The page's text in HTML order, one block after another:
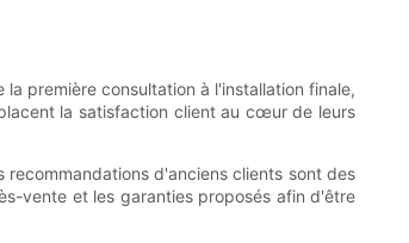
première consultation à l'installation finale,
la satisfaction client au cœur de leurs
d'anciens clients sont des
vente et les garanties proposés afin d'être